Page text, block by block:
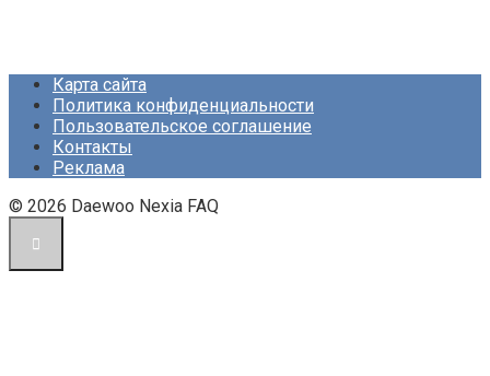
Карта сайта
Политика конфиденциальности
Пользовательское соглашение
Контакты
Реклама
© 2026 Daewoo Nexia FAQ